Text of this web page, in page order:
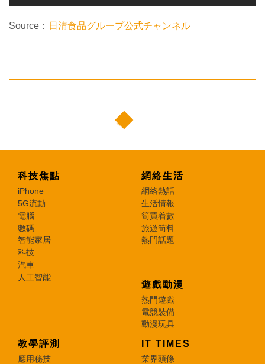
Source： 日清食品グループ公式チャンネル
科技焦點
iPhone
5G流動
電腦
數碼
智能家居
科技
汽車
人工智能
網絡生活
網絡熱話
生活情報
筍買着數
旅遊筍料
熱門話題
遊戲動漫
熱門遊戲
電競裝備
動漫玩具
教學評測
應用秘技
IT TIMES
業界頭條